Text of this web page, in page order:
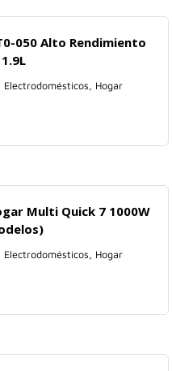
050 Alto Rendimiento
Electrodomésticos, Hogar
Multi Quick 7 1000W
Electrodomésticos, Hogar